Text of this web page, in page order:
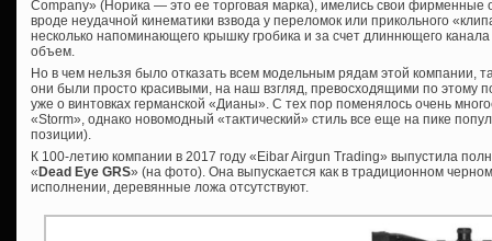
Company» (Норика — это ее торговая марка), имелись свои фирменные
вроде неудачной кинематики взвода у переломок или прикольного
несколько напоминающего крышку гробика и за счет длиннющего
объем.
Но в чем нельзя было отказать всем модельным рядам этой компании,
они были просто красивыми, на наш взгляд, превосходящими по этому
уже о винтовках германской «Дианы». С тех пор поменялось очень
«Storm», однако новомодный «тактический» стиль все еще на пике
позиции).
К 100-летию компании в 2017 году «Eibar Airgun Trading» выпустила
« Dead Eye GRS» (на фото). Она выпускается как в традиционном
исполнении, деревянные ложа отсутствуют.